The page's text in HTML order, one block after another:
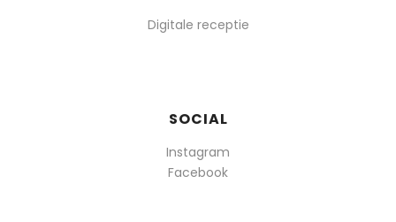
Digitale receptie
SOCIAL
Instagram
Facebook